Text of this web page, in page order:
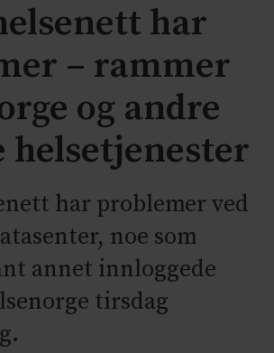
har
– rammer
og andre
helsetjenester
har problemer ved
noe som
annet innloggede
tirsdag